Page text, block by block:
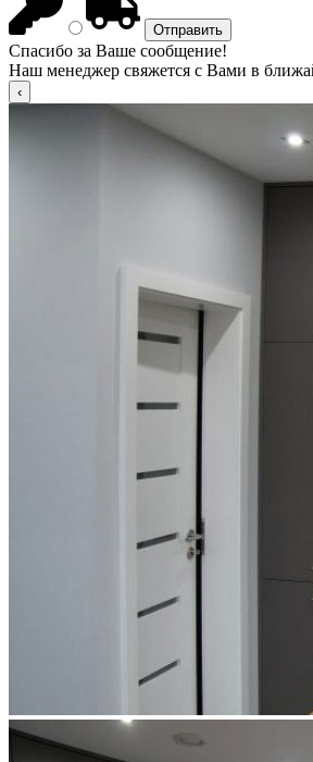
Спасибо за Ваше сообщение!
Наш менеджер свяжется с Вами в